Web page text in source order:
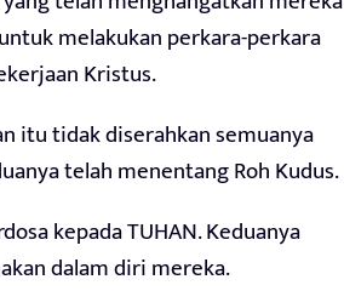
melakukan perkara-perkara
Kristus.
itu tidak diserahkan semuanya
telah menentang Roh Kudus.
kepada TUHAN. Keduanya
dalam diri mereka.